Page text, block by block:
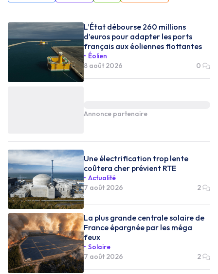
L’État débourse 260 millions
d’euros pour adapter les ports
français aux éoliennes flottantes
Éolien
8 août 2026
0
Annonce partenaire
Une électrification trop lente
coûtera cher prévient RTE
Actualité
7 août 2026
2
La plus grande centrale solaire de
France épargnée par les méga
feux
Solaire
7 août 2026
2